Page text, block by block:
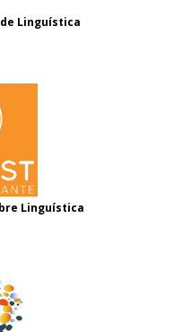
Linguística
Linguística